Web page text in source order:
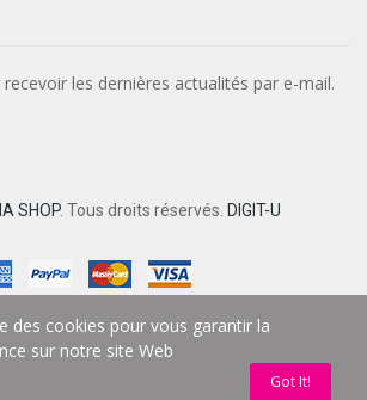
les dernières actualités par e-mail.
SHOP. Tous droits réservés. DIGIT-U
des cookies pour vous garantir la
sur notre site Web
Got It!